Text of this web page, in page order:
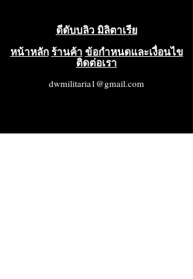
ดีดับบลิว มิลิตาเรีย
หน้าหลัก ร้านค้า ข้อกำหนดและเงื่อนไข
ติดต่อเรา
dwmilitaria1@gmail.com